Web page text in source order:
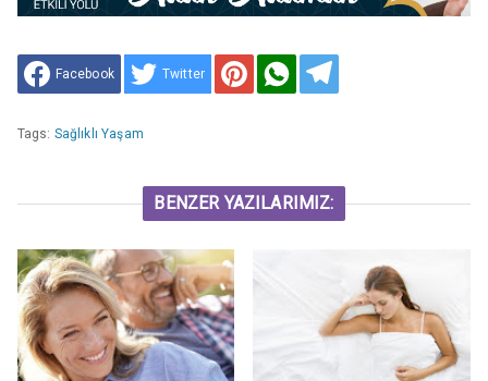
Facebook Twitter
Tags: Sağlıklı Yaşam
BENZER YAZILARIMIZ: